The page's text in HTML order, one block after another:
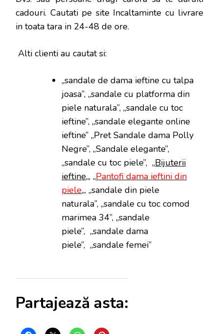
cadouri. Cautati pe site Incaltaminte cu livrare
in toata tara in 24-48 de ore.
Alti clienti au cautat si:
„sandale de dama ieftine cu talpa
joasa”, „sandale cu platforma din
piele naturala”, „sandale cu toc
ieftine”, „sandale elegante online
ieftine” „Pret Sandale dama Polly
Negre”, „Sandale elegante”,
„sandale cu toc piele”, „Bijuterii
ieftine„, „Pantofi dama ieftini din
piele„, „sandale din piele
naturala”, „sandale cu toc comod
marimea 34”, „sandale
piele”, „sandale dama
piele”, „sandale femei”
Partajează asta: